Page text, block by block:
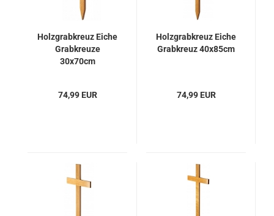
Holzgrabkreuz Eiche
Grabkreuze
30x70cm
74,99 EUR
Holzgrabkreuz Eiche
Grabkreuz 40x85cm
74,99 EUR